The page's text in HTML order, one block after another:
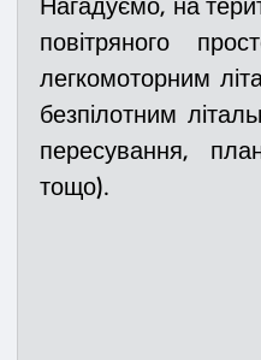
Адмінпротокол
Війна
Нагадуємо, на
повітряного
легкомоторним
безпілотним
пересування,
тощо).